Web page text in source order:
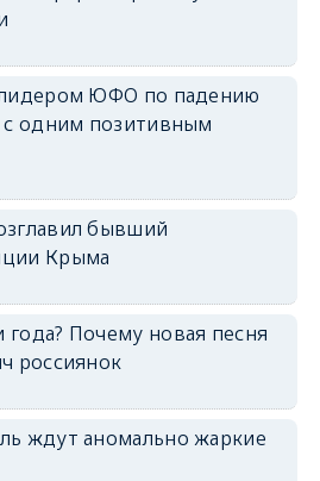
лидером ЮФО по падению
с одним позитивным
бывший
Крыма
Почему новая песня
россиянок
ждут аномально жаркие